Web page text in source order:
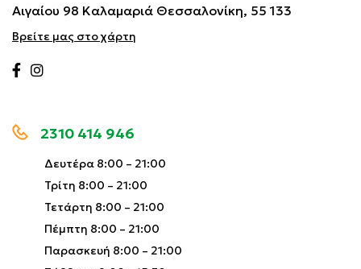
Αιγαίου 98 Καλαμαριά Θεσσαλονίκη, 55 133
Βρείτε μας στο χάρτη
2310 414 946
Δευτέρα 8:00 – 21:00
Τρίτη 8:00 – 21:00
Τετάρτη 8:00 – 21:00
Πέμπτη 8:00 – 21:00
Παρασκευή 8:00 – 21:00